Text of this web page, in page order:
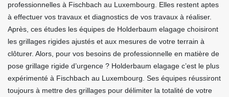
professionnelles à Fischbach au Luxembourg. Elles restent aptes
à effectuer vos travaux et diagnostics de vos travaux à réaliser.
Après, ces études les équipes de Holderbaum elagage choisiront
les grillages rigides ajustés et aux mesures de votre terrain à
clôturer. Alors, pour vos besoins de professionnelle en matière de
pose grillage rigide d’urgence ? Holderbaum elagage c’est le plus
expérimenté à Fischbach au Luxembourg. Ses équipes réussiront
toujours à mettre des grillages pour délimiter la totalité de votre